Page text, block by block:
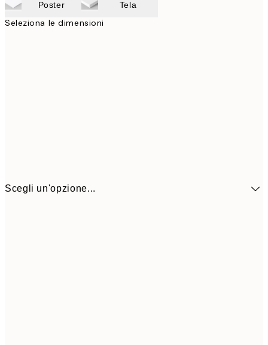
Poster Tela
Seleziona le dimensioni
Scegli un'opzione...